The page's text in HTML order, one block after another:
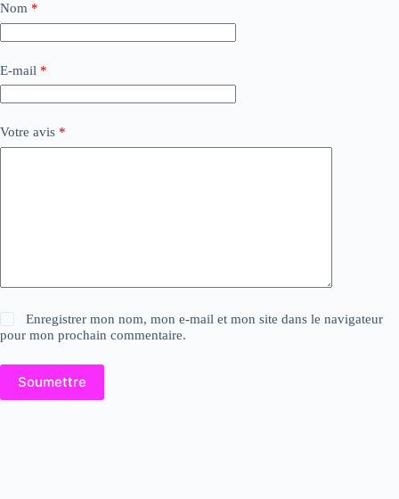
Nom *
E-mail *
Votre avis *
Enregistrer mon nom, mon e-mail et mon site dans le navigateur
pour mon prochain commentaire.
Soumettre